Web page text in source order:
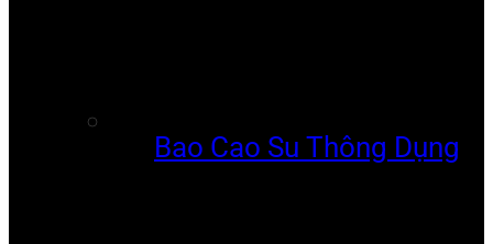
Bao Cao Su Thông Dụng